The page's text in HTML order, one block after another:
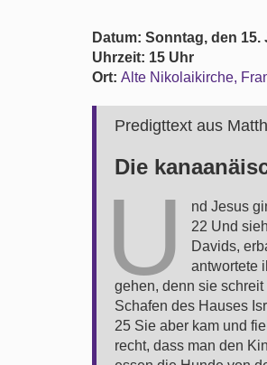
Datum: Sonntag, den 15.
Uhrzeit: 15 Uhr
Ort: Alte Nikolaikirche,
Predigttext aus
Die
U
nd Jesus
22 Und
Davids,
antwortete
gehen, denn sie
Schafen des Hauses
25 Sie aber kam und
recht, dass man den